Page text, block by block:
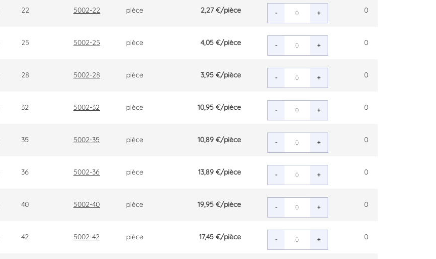
22 5002-22 pièce 2,27 €/pièce - + 0
25 5002-25 pièce 4,05 €/pièce - + 0
28 5002-28 pièce 3,95 €/pièce - + 0
32 5002-32 pièce 10,95 €/pièce - + 0
35 5002-35 pièce 10,89 €/pièce - + 0
36 5002-36 pièce 13,89 €/pièce - + 0
40 5002-40 pièce 19,95 €/pièce - + 0
42 5002-42 pièce 17,45 €/pièce - + 0